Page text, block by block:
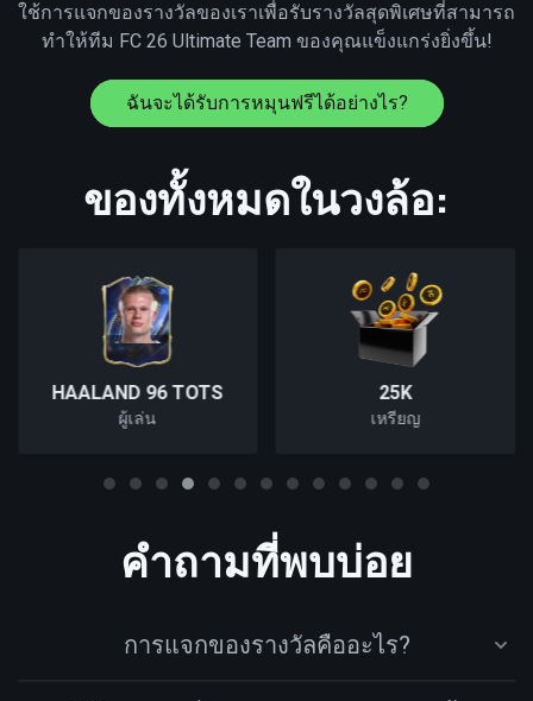
ใช้การแจกของรางวัลของเราเพื่อรับรางวัลสุดพิเศษที่สามารถ
ทำให้ทีม FC 26 Ultimate Team ของคุณแข็งแกร่งยิ่งขึ้น!
ฉันจะได้รับการหมุนฟรีได้อย่างไร?
ของทั้งหมดในวงล้อ:
HAALAND 96 TOTS
ผู้เล่น
25K
เหรียญ
คำถามที่พบบ่อย
การแจกของรางวัลคืออะไร?